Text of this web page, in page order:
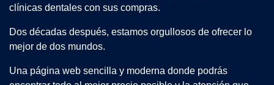
clínicas dentales con sus compras.
Dos décadas después, estamos orgullosos de ofrecer lo
mejor de dos mundos.
Una página web sencilla y moderna donde podrás